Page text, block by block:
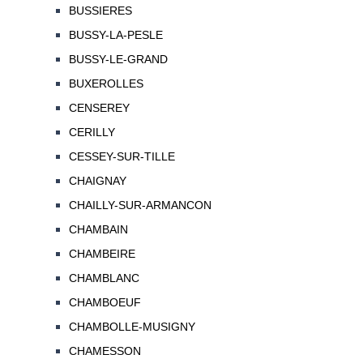
BUSSIERES
BUSSY-LA-PESLE
BUSSY-LE-GRAND
BUXEROLLES
CENSEREY
CERILLY
CESSEY-SUR-TILLE
CHAIGNAY
CHAILLY-SUR-ARMANCON
CHAMBAIN
CHAMBEIRE
CHAMBLANC
CHAMBOEUF
CHAMBOLLE-MUSIGNY
CHAMESSON